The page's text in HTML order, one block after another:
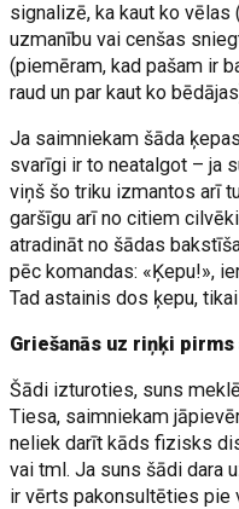
signalizē, ka kaut ko vēlas
uzmanību vai cenšas
(piemēram, kad pašam ir
raud un par kaut ko
Ja saimniekam šāda
svarīgi ir to neatalgot – ja
viņš šo triku izmantos arī
garšīgu arī no citiem
atradināt no šādas
pēc komandas: «Ķepu!»,
Tad astainis dos ķepu,
Griešanās uz riņķi pirms
Šādi izturoties, suns
Tiesa, saimniekam
neliek darīt kāds fizisks
vai tml. Ja suns šādi dara
ir vērts pakonsultēties pie